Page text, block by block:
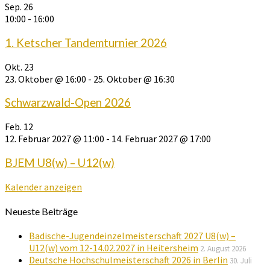
Sep. 26
10:00 - 16:00
1. Ketscher Tandemturnier 2026
Okt. 23
23. Oktober @ 16:00 - 25. Oktober @ 16:30
Schwarzwald-Open 2026
Feb. 12
12. Februar 2027 @ 11:00 - 14. Februar 2027 @ 17:00
BJEM U8(w) – U12(w)
Kalender anzeigen
Neueste Beiträge
Badische-Jugendeinzelmeisterschaft 2027 U8(w) –
U12(w) vom 12-14.02.2027 in Heitersheim 2. August 2026
Deutsche Hochschulmeisterschaft 2026 in Berlin 30. Juli